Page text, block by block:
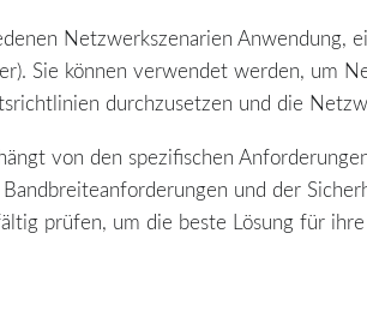
Netzwerkszenarien Anwendung,
Sie können verwendet werden, um
durchzusetzen und die
von den spezifischen
und der
prüfen, um die beste Lösung für